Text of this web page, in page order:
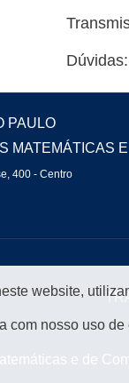
PAULO
MATEMÁTICAS
400 - Centro
e de
website,
com nosso uso de